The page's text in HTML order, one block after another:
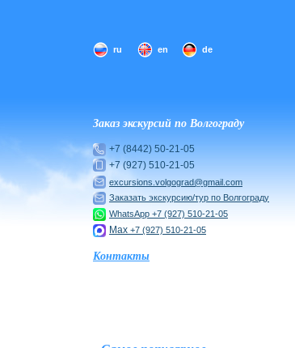
ru en de
Заказ экскурсий по Волгограду
+7 (8442) 50-21-05
+7 (927) 510-21-05
excursions.volgograd@gmail.com
Заказать экскурсию/тур по Волгограду
WhatsApp +7 (927) 510-21-05
Max +7 (927) 510-21-05
Контакты